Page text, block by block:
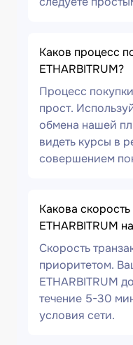
Каков процесс
ETHARBITRUM?
Процесс
прост.
обмена нашей
видеть курсы в
совершением
Какова
ETHARBITRUM
Скорость
приоритетом.
ETHARBITRUM
течение 5-30
условия сети.